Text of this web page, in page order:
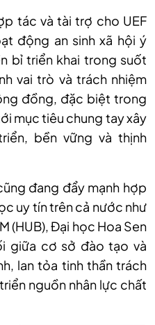
tác và tài trợ cho UEF
động an sinh xã hội ý
bỉ triển khai trong suốt
vai trò và trách nhiệm
đồng, đặc biệt trong
mục tiêu chung tay xây
bền vững và thịnh
đang đẩy mạnh hợp
uy tín trên cả nước như
(HUB), Đại học Hoa Sen
giữa cơ sở đào tạo và
lan tỏa tinh thần trách
nguồn nhân lực chất